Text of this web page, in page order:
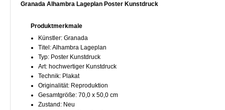
Granada Alhambra Lageplan Poster Kunstdruck
Produktmerkmale
Künstler: Granada
Titel: Alhambra Lageplan
Typ: Poster Kunstdruck
Art: hochwertiger Kunstdruck
Technik: Plakat
Originalität: Reproduktion
Gesamtgröße: 70,0 x 50,0 cm
Zustand: Neu